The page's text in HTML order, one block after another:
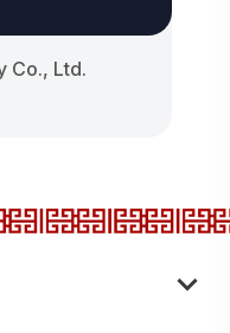
Co., Ltd.